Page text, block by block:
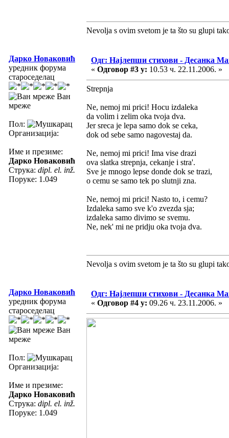
Nevolja s ovim svetom je ta što su glupi
Дарко Новаковић
уредник форума
староседелац
Ван
мреже
Пол:
Организација:
Име и презиме:
Дарко Новаковић
Струка: dipl. el. inž.
Поруке: 1.049
Одг: Најлепши стихови - Десанка
« Одговор #3 у: 10.53 ч. 22.11.2006. »
Strepnja
Ne, nemoj mi prici! Hocu izdaleka
da volim i zelim oka tvoja dva.
Jer sreca je lepa samo dok se ceka,
dok od sebe samo nagovestaj da.
Ne, nemoj mi prici! Ima vise drazi
ova slatka strepnja, cekanje i stra'.
Sve je mnogo lepse donde dok se trazi,
o cemu se samo tek po slutnji zna.
Ne, nemoj mi prici! Nasto to, i cemu?
Izdaleka samo sve k'o zvezda sja;
izdaleka samo divimo se svemu.
Ne, nek' mi ne pridju oka tvoja dva.
Nevolja s ovim svetom je ta što su glupi
Дарко Новаковић
уредник форума
староседелац
Ван
мреже
Пол:
Организација:
Име и презиме:
Дарко Новаковић
Струка: dipl. el. inž.
Поруке: 1.049
Одг: Најлепши стихови - Десанка
« Одговор #4 у: 09.26 ч. 23.11.2006. »